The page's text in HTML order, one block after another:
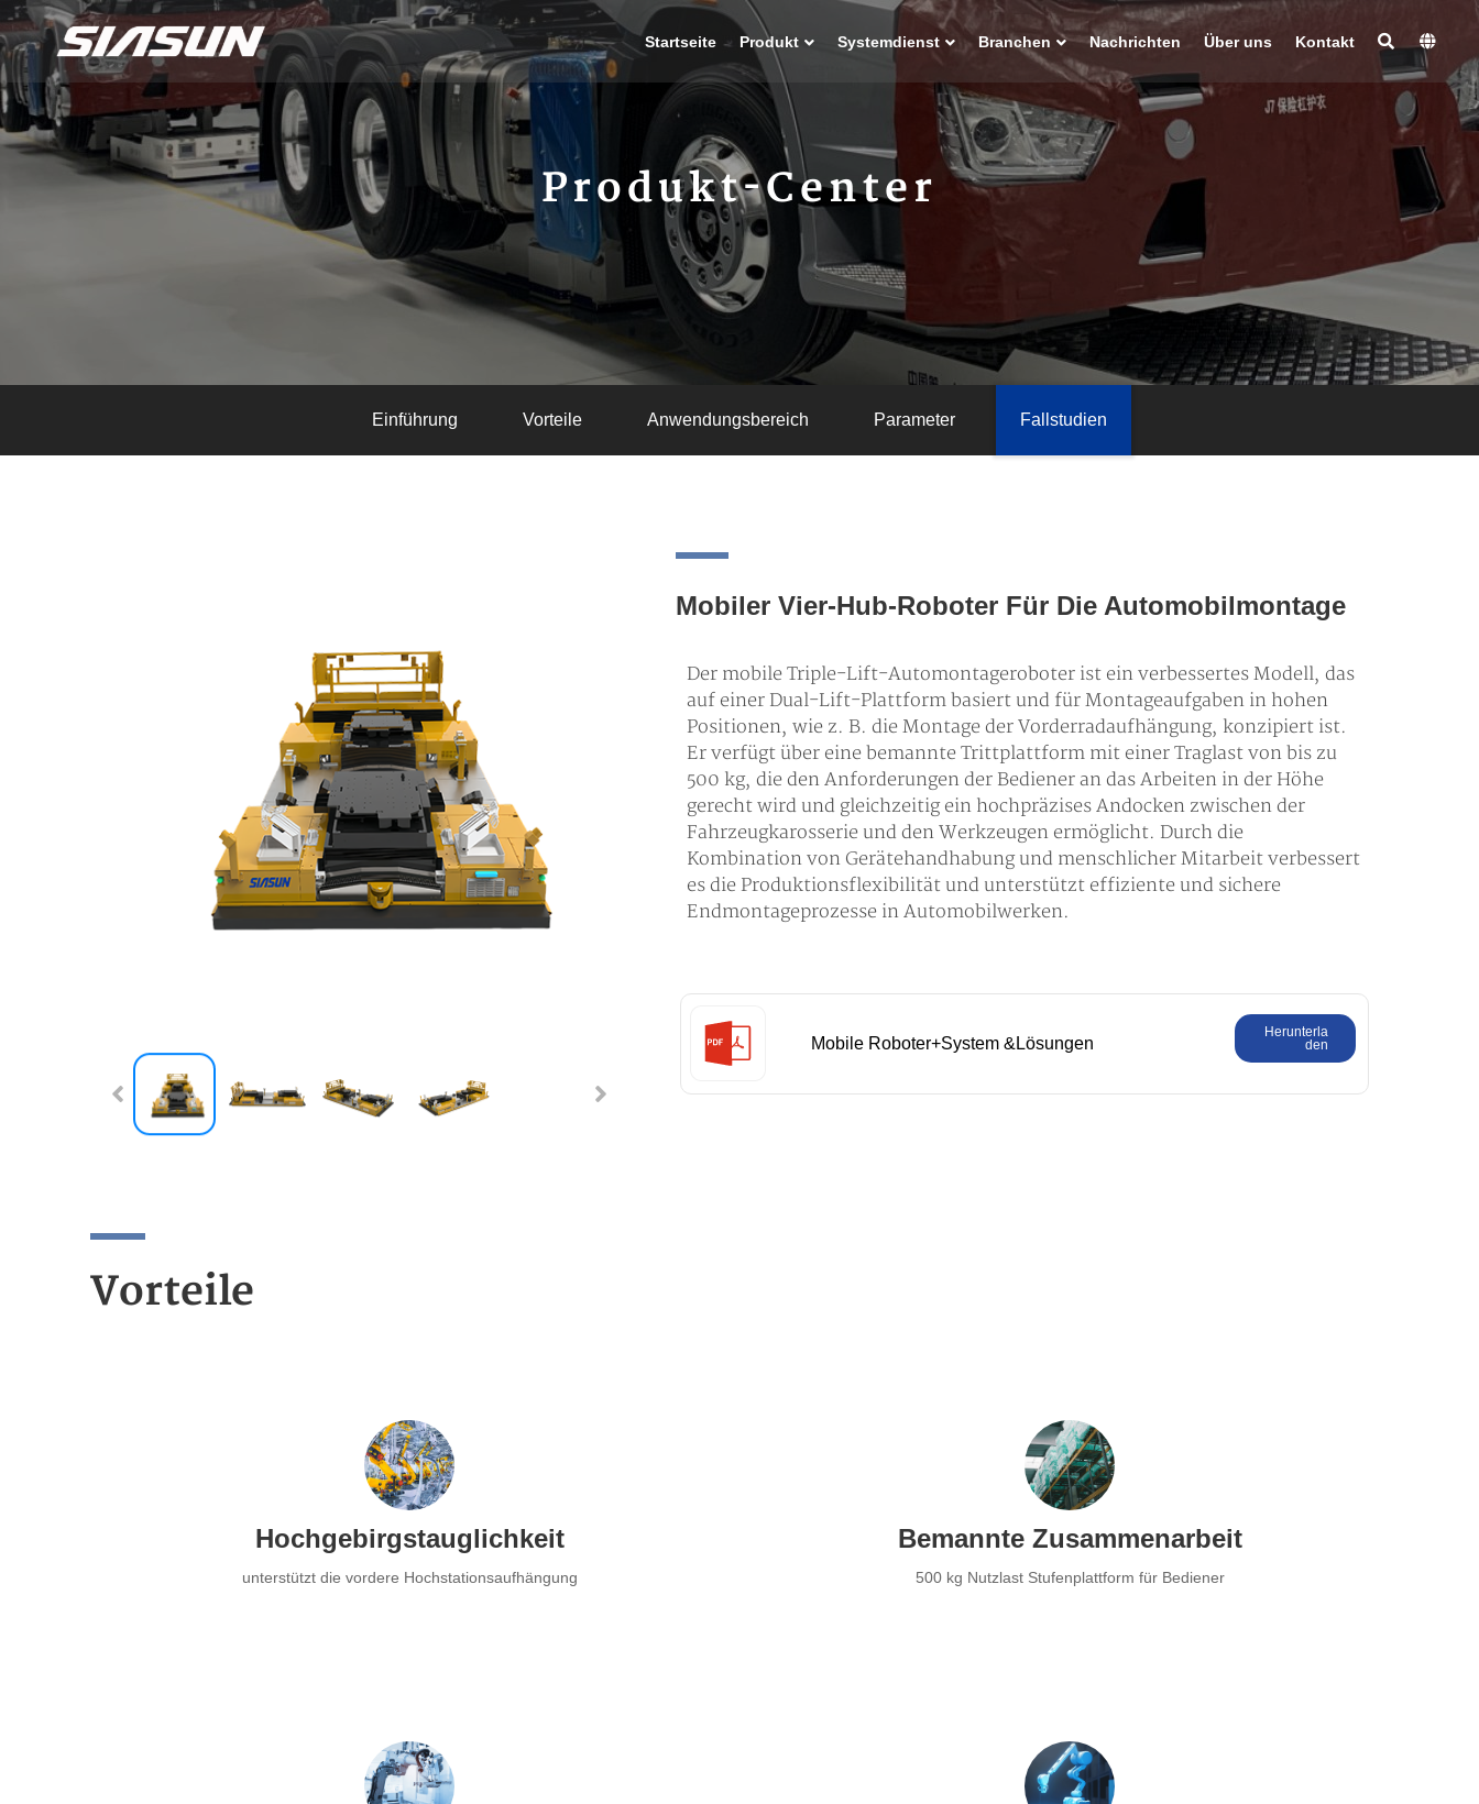
Startseite Produkt Systemdienst Branchen Nachrichten Über uns Kontakt
Produkt-Center
Einführung Vorteile Anwendungsbereich Parameter Fallstudien
Mobiler Vier-Hub-Roboter Für Die Automobilmontage
Der mobile Triple-Lift-Automontageroboter ist ein verbessertes Modell, das
auf einer Dual-Lift-Plattform basiert und für Montageaufgaben in hohen
Positionen, wie z. B. die Montage der Vorderradaufhängung, konzipiert ist.
Er verfügt über eine bemannte Trittplattform mit einer Traglast von bis zu
500 kg, die den Anforderungen der Bediener an das Arbeiten in der Höhe
gerecht wird und gleichzeitig ein hochpräzises Andocken zwischen der
Fahrzeugkarosserie und den Werkzeugen ermöglicht. Durch die
Kombination von Gerätehandhabung und menschlicher Mitarbeit verbessert
es die Produktionsflexibilität und unterstützt effiziente und sichere
Endmontageprozesse in Automobilwerken.
Mobile Roboter+System &Lösungen
Herunterla
den
Vorteile
Hochgebirgstauglichkeit
unterstützt die vordere Hochstationsaufhängung
Bemannte Zusammenarbeit
500 kg Nutzlast Stufenplattform für Bediener